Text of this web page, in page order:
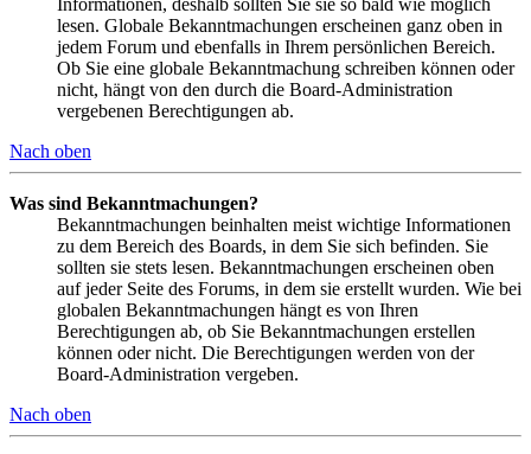
lesen. Globale Bekanntmachungen erscheinen ganz oben in
jedem Forum und ebenfalls in Ihrem persönlichen Bereich.
Ob Sie eine globale Bekanntmachung schreiben können oder
nicht, hängt von den durch die Board-Administration
vergebenen Berechtigungen ab.
Nach oben
Was sind Bekanntmachungen?
Bekanntmachungen beinhalten meist wichtige Informationen
zu dem Bereich des Boards, in dem Sie sich befinden. Sie
sollten sie stets lesen. Bekanntmachungen erscheinen oben
auf jeder Seite des Forums, in dem sie erstellt wurden. Wie bei
globalen Bekanntmachungen hängt es von Ihren
Berechtigungen ab, ob Sie Bekanntmachungen erstellen
können oder nicht. Die Berechtigungen werden von der
Board-Administration vergeben.
Nach oben